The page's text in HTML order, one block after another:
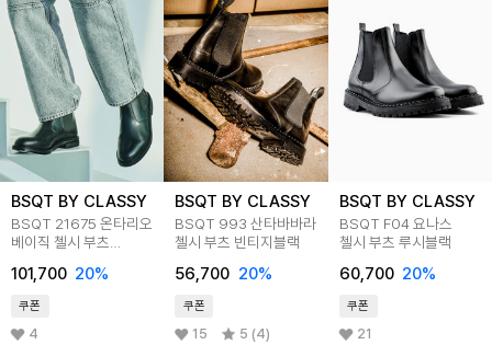
BSQT BY CLASSY
BSQT 21675 온타리오
베이직 첼시 부츠
101,700 20%
쿠폰
4
BSQT BY CLASSY
BSQT 993 산타바바라
첼시 부츠 빈티지블랙
56,700 20%
쿠폰
15 5 (4)
BSQT BY CLASSY
BSQT F04 요나스
첼시 부츠 루시블랙
60,700 20%
쿠폰
21